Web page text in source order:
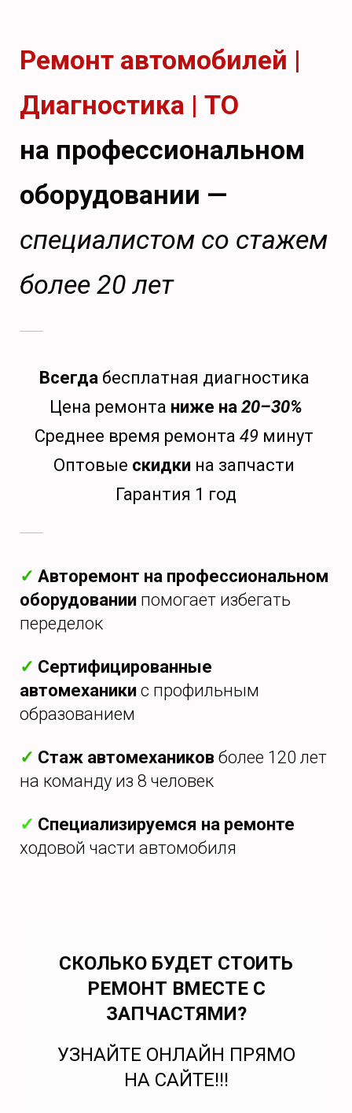
Ремонт автомобилей |
Диагностика | ТО
на профессиональном
оборудовании —
специалистом со стажем
более 20 лет
Всегдабесплатная диагностика
Цена ремонта ниже на 20–30%
Среднее время ремонта 49 минут
Оптовые скидки на запчасти
Гарантия 1 год
✓ Авторемонт на профессиональном
оборудовании помогает избегать
переделок
✓ Сертифицированные
автомеханики с профильным
образованием
✓ Стаж автомехаников более 120 лет
на команду из 8 человек
✓ Специализируемся на ремонте
ходовой части автомобиля
СКОЛЬКО БУДЕТ СТОИТЬ
РЕМОНТ ВМЕСТЕ С
ЗАПЧАСТЯМИ?
УЗНАЙТЕ ОНЛАЙН ПРЯМО
НА САЙТЕ!!!